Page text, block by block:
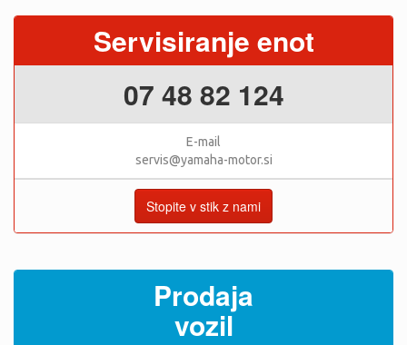
Servisiranje enot
07 48 82 124
E-mail
servis@yamaha-motor.si
Stopite v stik z nami
Prodaja
vozil